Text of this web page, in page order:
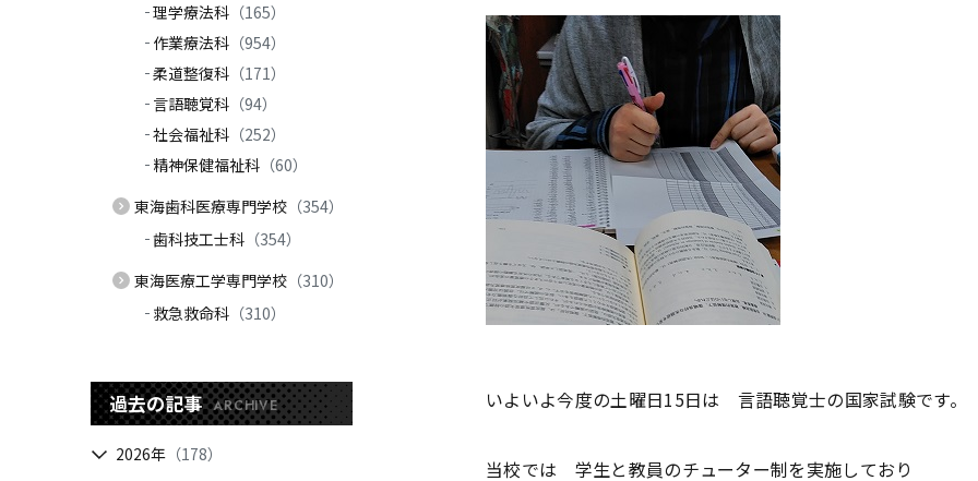
いよいよ今度の土曜日15日は 言語聴覚士の国家試験です。
当校では 学生と教員のチューター制を実施しており
理学療法科 （165）
作業療法科 （954）
柔道整復科 （171）
言語聴覚科 （94）
社会福祉科 （252）
精神保健福祉科 （60）
東海歯科医療専門学校 （354）
歯科技工士科 （354）
東海医療工学専門学校 （310）
救急救命科 （310）
過去の記事 ARCHIVE
2026年 （178）